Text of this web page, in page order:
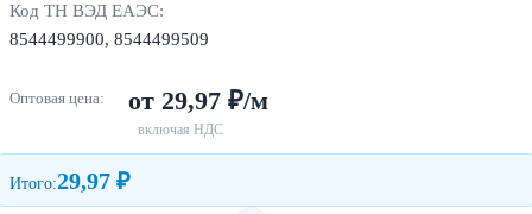
Код ТН ВЭД ЕАЭС:
8544499900, 8544499509
Оптовая цена: от 29,97 ₽/м
включая НДС
Итого:29,97 ₽